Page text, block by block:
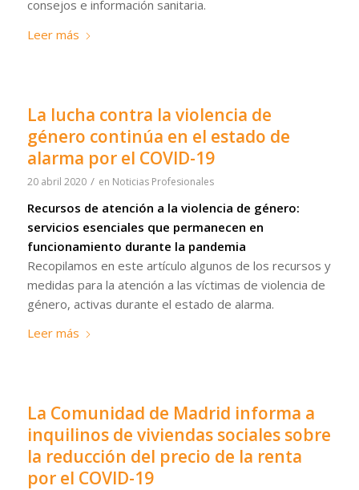
consejos e información sanitaria.
Leer más
La lucha contra la violencia de
género continúa en el estado de
alarma por el COVID-19
20 abril 2020 / en Noticias Profesionales
Recursos de atención a la violencia de género:
servicios esenciales que permanecen en
funcionamiento durante la pandemia
Recopilamos en este artículo algunos de los recursos y
medidas para la atención a las víctimas de violencia de
género, activas durante el estado de alarma.
Leer más
La Comunidad de Madrid informa a
inquilinos de viviendas sociales sobre
la reducción del precio de la renta
por el COVID-19